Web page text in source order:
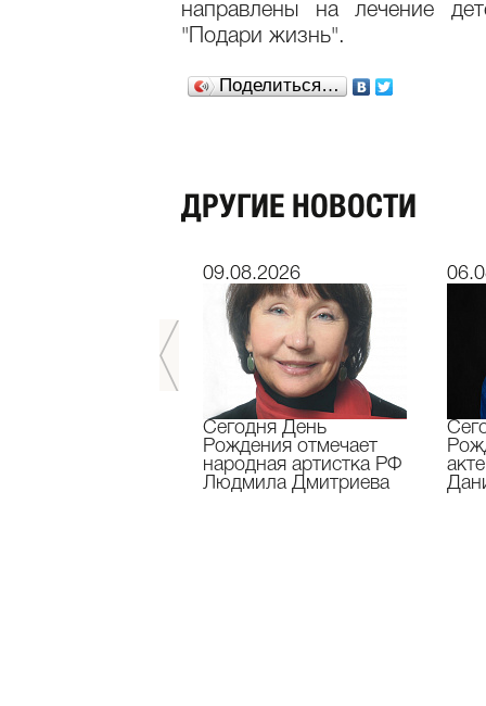
направлены на лечение
"Подари жизнь".
Поделиться…
ДРУГИЕ НОВОСТИ
09.08.2026
Сегодня День
Рождения отмечает
народная артистка РФ
Людмила Дмитриева